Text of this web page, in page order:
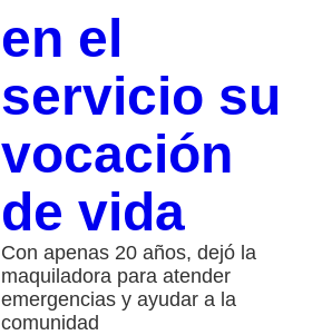
en el
servicio su
vocación
de vida
Con apenas 20 años, dejó la
maquiladora para atender
emergencias y ayudar a la
comunidad